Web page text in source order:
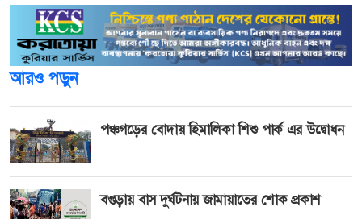
আরও পড়ুন
পঞ্চগড়ের বোদায় হিমালিকা শিশু পার্ক এর উদ্বোধন
বগুড়ায় বাস দুর্ঘটনায় জামায়াতের শোক প্রকাশ